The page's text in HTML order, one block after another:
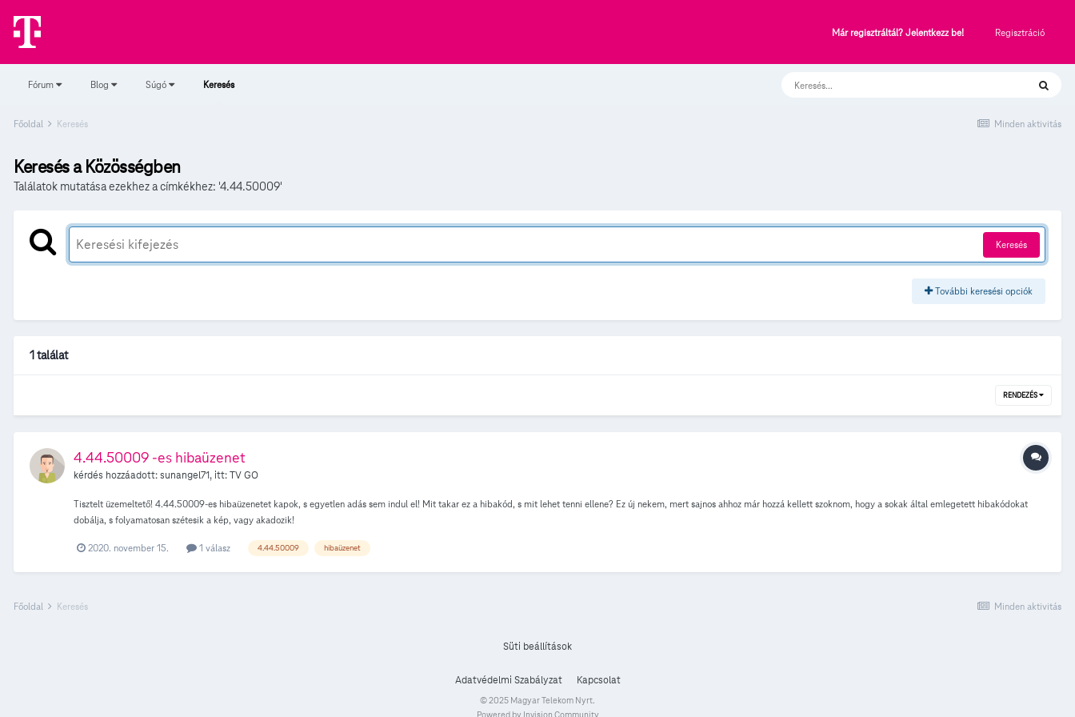
Már regisztráltál? Jelentkezz be! Regisztráció
Fórum Blog Súgó Keresés
Minden aktivitás
Főoldal Keresés
Keresés a Közösségben
Találatok mutatása ezekhez a címkékhez: '4.44.50009'
Keresés
További keresési opciók
1 találat
RENDEZÉS
4.44.50009 -es hibaüzenet
kérdés hozzáadott:sunangel71, itt:TV GO
Tisztelt üzemeltető! 4.44.50009-es hibaüzenetet kapok, s egyetlen adás sem indul el! Mit takar ez a hibakód, s mit lehet tenni ellene? Ez új nekem, mert sajnos ahhoz már hozzá kellett szoknom, hogy a sokak által emlegetett hibakódokat
dobálja, s folyamatosan szétesik a kép, vagy akadozik!
2020. november 15. 1 válasz 4.44.50009 hibaüzenet
Minden aktivitás
Főoldal Keresés
Süti beállítások
Adatvédelmi Szabályzat Kapcsolat
© 2025 Magyar Telekom Nyrt.
Powered by Invision Community